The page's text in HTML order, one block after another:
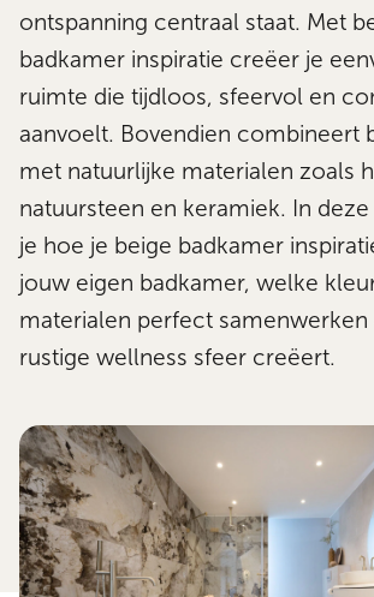
ontspanning centraal staat. Met
badkamer inspiratie creëer je
ruimte die tijdloos, sfeervol en
aanvoelt. Bovendien combineert
met natuurlijke materialen zoals
natuursteen en keramiek. In
je hoe je beige badkamer
jouw eigen badkamer, welke
materialen perfect samenwerken
rustige wellness sfeer creëert.